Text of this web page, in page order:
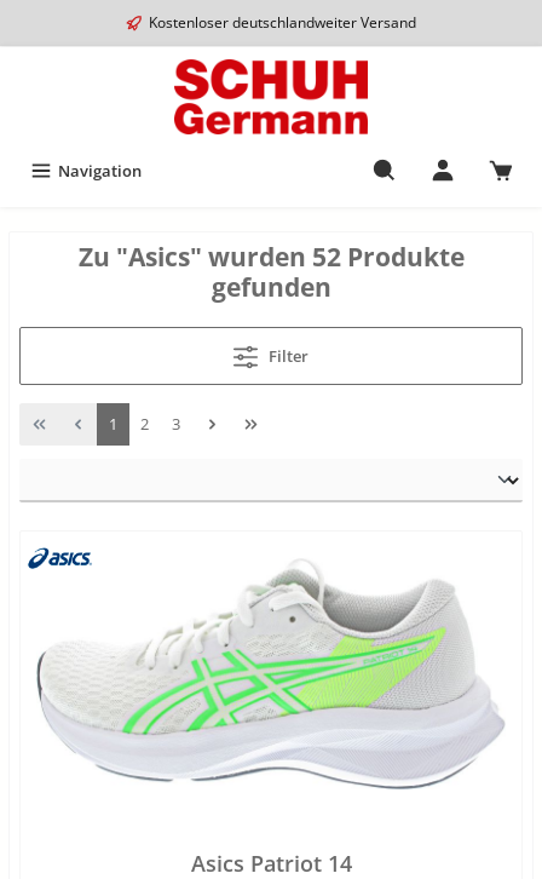
Kostenloser deutschlandweiter Versand
Navigation
Zu "Asics" wurden 52 Produkte
gefunden
Filter
1 2 3
Asics Patriot 14